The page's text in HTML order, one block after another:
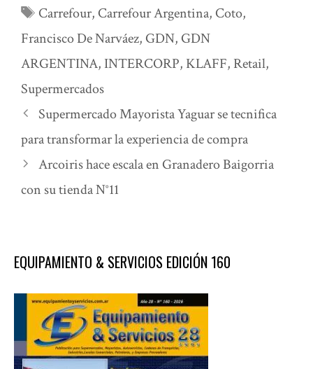
Etiquetas
Carrefour, Carrefour Argentina, Coto,
Francisco De Narváez, GDN, GDN
ARGENTINA, INTERCORP, KLAFF, Retail,
Supermercados
Supermercado Mayorista Yaguar se tecnifica
para transformar la experiencia de compra
Arcoiris hace escala en Granadero Baigorria
con su tienda N°11
EQUIPAMIENTO & SERVICIOS EDICIÓN 160